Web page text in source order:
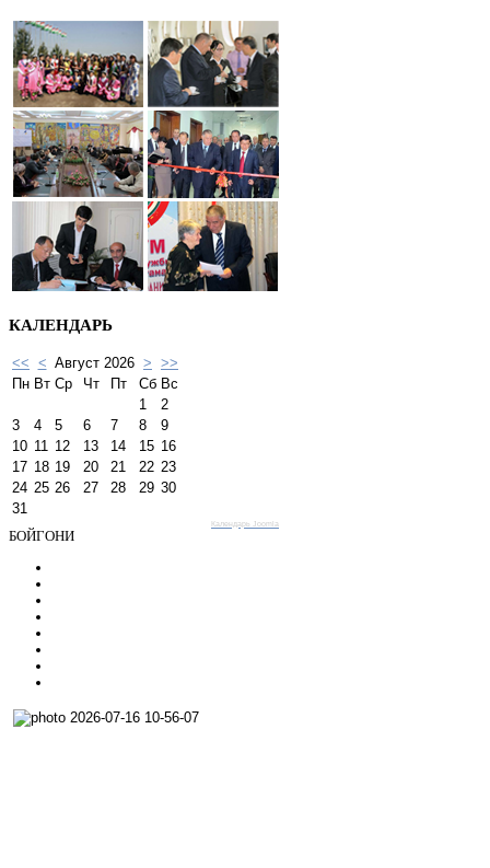
КАЛЕНДАРЬ
<< < Август 2026 > >>
Пн Вт Ср Чт Пт Сб Вс
1
2
3
4 5 6 7 8
9
10 11 12 13 14 15 16
17 18 19 20 21 22 23
24 25 26 27 28 29 30
31
Календарь Joomla
БОЙГОНИ